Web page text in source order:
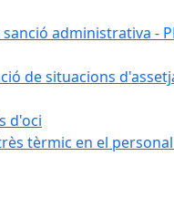
administrativa -
de situacions
d'oci
tèrmic en el